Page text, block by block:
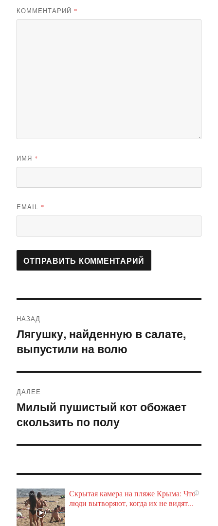
КОММЕНТАРИЙ *
ИМЯ *
EMAIL *
по
записям
НАЗАД
Предыдущая
запись:
Лягушку, найденную в салате,
выпустили на волю
ДАЛЕЕ
Следующая
запись:
Милый пушистый кот обожает
скользить по полу
i
Скрытая камера на пляже Крыма: Что
люди вытворяют, когда их не видят...